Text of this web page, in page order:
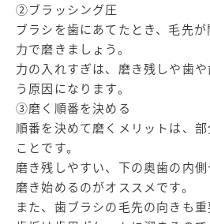
②ブラッシング圧
ブラシを歯にあてたとき、毛先
力で磨きましょう。
力の入れすぎは、磨き残しや歯
う原因になります。
③磨く順番を決める
順番を決めて磨くメリットは、
ことです。
磨き残しやすい、下の奥歯の内
磨き始めるのがオススメです。
また、歯ブラシの毛先の向きも